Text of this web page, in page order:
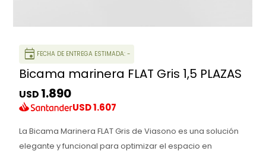
event FECHA DE ENTREGA ESTIMADA: -
Bicama marinera FLAT Gris 1,5 PLAZAS
USD 1.890
USD1.607
La Bicama Marinera FLAT Gris de Viasono es una solución
elegante y funcional para optimizar el espacio en